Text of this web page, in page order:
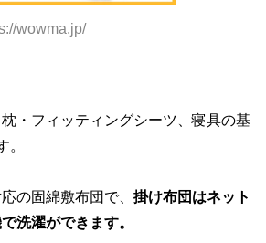
wowma.jp/
・フィッティングシーツ、寝具の基
。
の固綿敷布団で、 掛け布団はネット
洗濯ができます。